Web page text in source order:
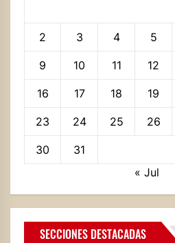
2 3 4 5
9 10 11 12
16 17 18 19
23 24 25 26
30
31
« Jul
SECCIONES DESTACADAS